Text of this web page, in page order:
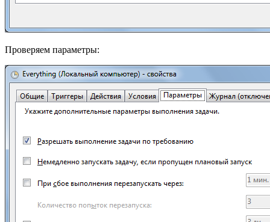
Проверяем параметры: